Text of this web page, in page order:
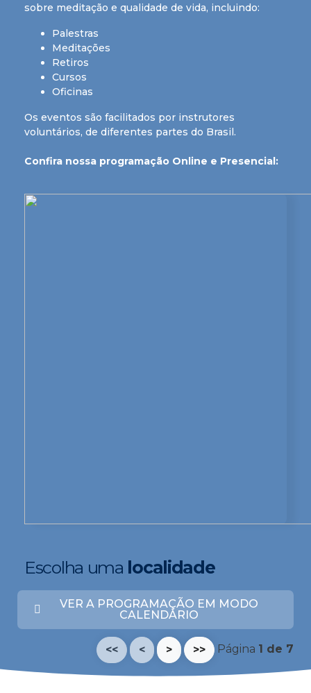
sobre meditação e qualidade de vida, incluindo:
Palestras
Meditações
Retiros
Cursos
Oficinas
Os eventos são facilitados por instrutores
voluntários, de diferentes partes do Brasil.
Confira nossa programação Online e Presencial:
Escolha uma localidade
VER A PROGRAMAÇÃO EM MODO
CALENDÁRIO
<< < > >> Página 1 de 7